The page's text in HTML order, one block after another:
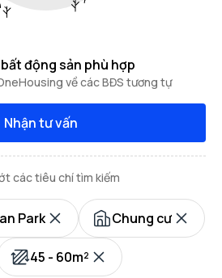
động sản phù hợp
về các BĐS tương tự
Nhận tư vấn
các tiêu chí tìm kiếm
Park Chung cư
45 - 60m²